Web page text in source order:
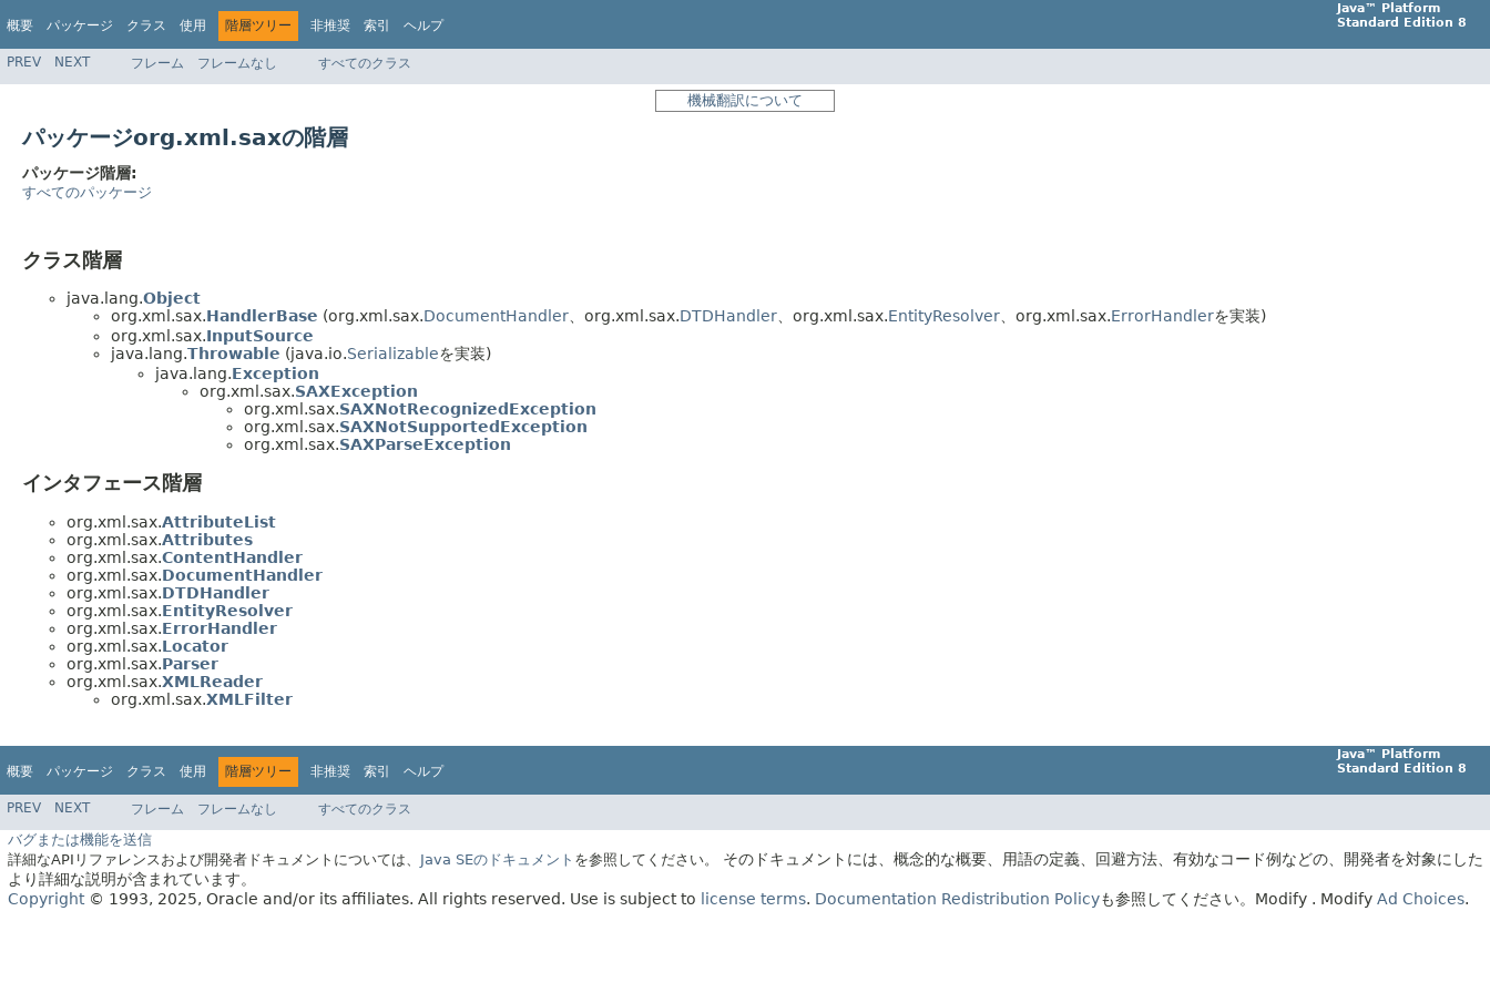
概要 パッケージ クラス 使用 階層ツリー 非推奨 索引 ヘルプ
Java™ Platform
Standard Edition 8
PREV NEXT フレーム フレームなし すべてのクラス
機械翻訳について
パッケージorg.xml.saxの階層
パッケージ階層:
すべてのパッケージ
クラス階層
java.lang.Object
org.xml.sax.HandlerBase (org.xml.sax.DocumentHandler、org.xml.sax.DTDHandler、org.xml.sax.EntityResolver、org.xml.sax.ErrorHandlerを実装)
org.xml.sax.InputSource
java.lang.Throwable (java.io.Serializableを実装)
java.lang.Exception
org.xml.sax.SAXException
org.xml.sax.SAXNotRecognizedException
org.xml.sax.SAXNotSupportedException
org.xml.sax.SAXParseException
インタフェース階層
org.xml.sax.AttributeList
org.xml.sax.Attributes
org.xml.sax.ContentHandler
org.xml.sax.DocumentHandler
org.xml.sax.DTDHandler
org.xml.sax.EntityResolver
org.xml.sax.ErrorHandler
org.xml.sax.Locator
org.xml.sax.Parser
org.xml.sax.XMLReader
org.xml.sax.XMLFilter
概要 パッケージ クラス 使用 階層ツリー 非推奨 索引 ヘルプ
Java™ Platform
Standard Edition 8
PREV NEXT フレーム フレームなし すべてのクラス
バグまたは機能を送信
詳細なAPIリファレンスおよび開発者ドキュメントについては、 Java SEのドキュメント を参照してください。
そのドキュメントには、概念的な概要、用語の定義、回避方法、有効なコード例などの、開発者を対象にした
より詳細な説明が含まれています。
Copyright© 1993, 2025, Oracle and/or its affiliates. All rights reserved. Use is subject to license terms. Documentation Redistribution Policyも参照してください。 Modify . Modify Ad Choices.